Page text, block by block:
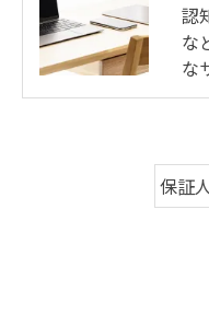
認
な
な
保証人